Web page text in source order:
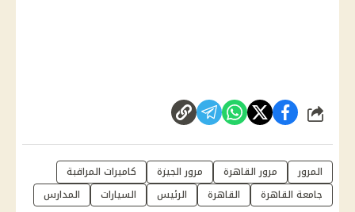
شارك
المرور مرور القاهرة مرور الجيزة
كاميرات المراقبة
جامعة القاهرة
القاهرة الرئيس السيارات المدارس